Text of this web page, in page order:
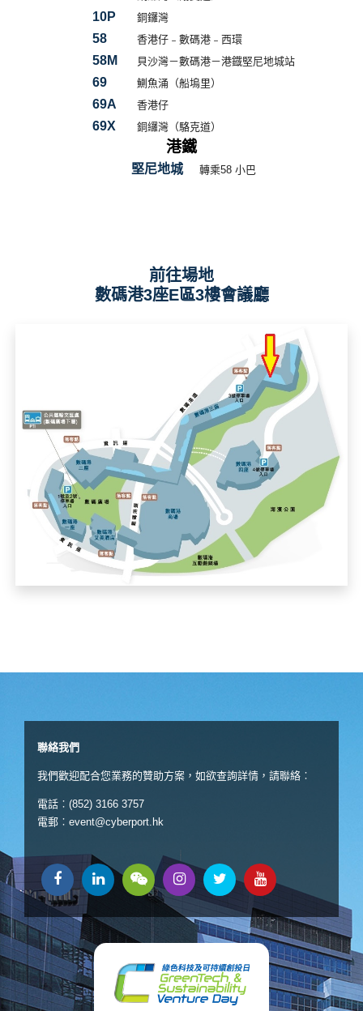
10P 銅鑼灣
58 香港仔﹣數碼港﹣西環
58M 貝沙灣－數碼港－港鐡堅尼地城站
69 鰂魚涌（船塢里）
69A 香港仔
69X 銅纙灣（駱克道）
港鐵
堅尼地城 轉乘58 小巴
前往場地
數碼港3座E區3樓會議廳
聯絡我們
我們歡迎配合您業務的贊助方案，如欲查詢詳情，請聯絡︰
電話︰(852) 3166 3757
電郵︰ event@cyberport.hk